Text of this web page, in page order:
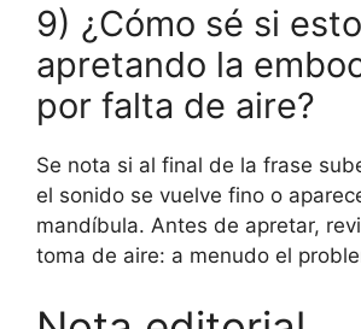
9) ¿Cómo sé si
apretando la
por falta de aire?
Se nota si al final de la frase
el sonido se vuelve fino o
mandíbula. Antes de apretar,
toma de aire: a menudo el